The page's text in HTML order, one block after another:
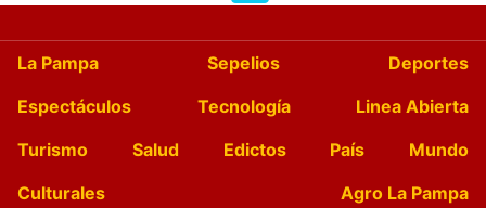
La Pampa Sepelios
Deportes
Espectáculos
Tecnología
Linea Abierta
Turismo
Salud Edictos País
Mundo
Culturales
Agro La Pampa